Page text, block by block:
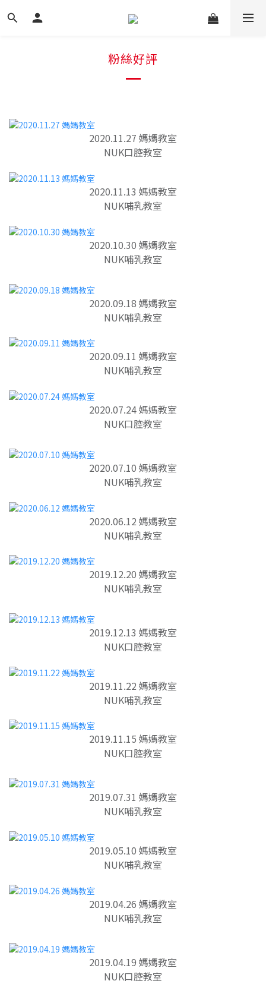
粉絲好評
2020.11.27 媽媽教室
NUK口腔教室
2020.11.13 媽媽教室
NUK哺乳教室
2020.10.30 媽媽教室
NUK哺乳教室
2020.09.18 媽媽教室
NUK哺乳教室
2020.09.11 媽媽教室
NUK哺乳教室
2020.07.24 媽媽教室
NUK口腔教室
2020.07.10 媽媽教室
NUK哺乳教室
2020.06.12 媽媽教室
NUK哺乳教室
2019.12.20 媽媽教室
NUK哺乳教室
2019.12.13 媽媽教室
NUK口腔教室
2019.11.22 媽媽教室
NUK哺乳教室
2019.11.15 媽媽教室
NUK口腔教室
2019.07.31 媽媽教室
NUK哺乳教室
2019.05.10 媽媽教室
NUK哺乳教室
2019.04.26 媽媽教室
NUK哺乳教室
2019.04.19 媽媽教室
NUK口腔教室